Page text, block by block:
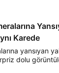
Karede
yansıyan
dolu